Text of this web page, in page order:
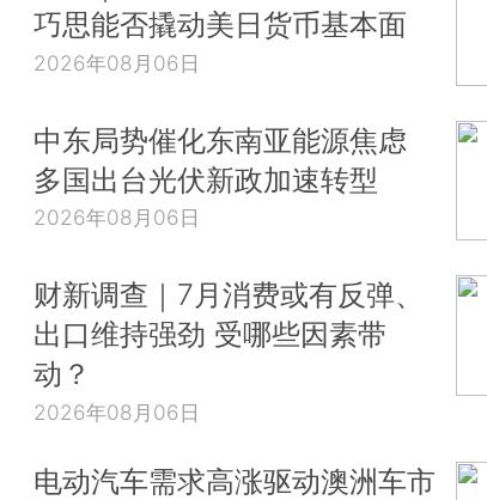
巧思能否撬动美日货币基本面
2026年08月06日
中东局势催化东南亚能源焦虑
多国出台光伏新政加速转型
2026年08月06日
财新调查｜7月消费或有反弹、
出口维持强劲 受哪些因素带
动？
2026年08月06日
电动汽车需求高涨驱动澳洲车市